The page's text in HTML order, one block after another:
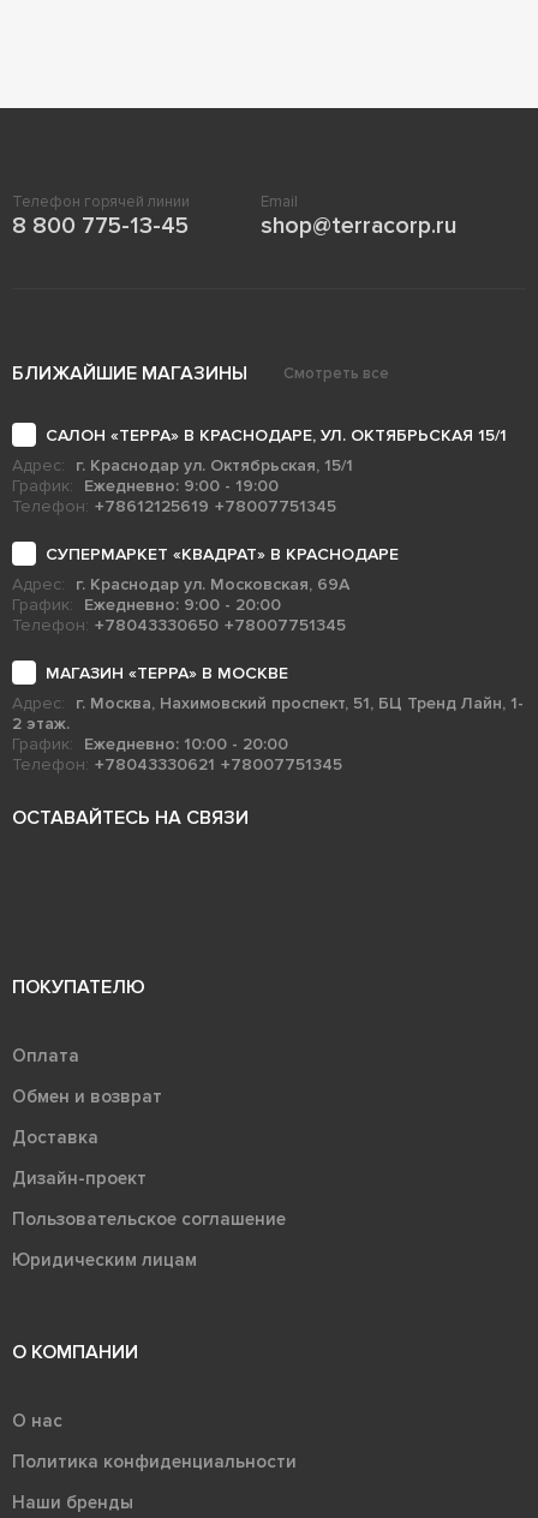
Телефон горячей линии
8 800 775-13-45
Email
shop@terracorp.ru
БЛИЖАЙШИЕ МАГАЗИНЫ Смотреть все
САЛОН «ТЕРРА» В КРАСНОДАРЕ, УЛ. ОКТЯБРЬСКАЯ 15/1
Адрес:
г. Краснодар ул. Октябрьская, 15/1
График:
Ежедневно: 9:00 - 19:00
Телефон: +78612125619 +78007751345
СУПЕРМАРКЕТ «КВАДРАТ» В КРАСНОДАРЕ
Адрес:
г. Краснодар ул. Московская, 69А
График:
Ежедневно: 9:00 - 20:00
Телефон: +78043330650 +78007751345
МАГАЗИН «ТЕРРА» В МОСКВЕ
Адрес:
г. Москва, Нахимовский проспект, 51, БЦ Тренд Лайн, 1-
2 этаж.
График:
Ежедневно: 10:00 - 20:00
Телефон: +78043330621 +78007751345
ОСТАВАЙТЕСЬ НА СВЯЗИ
ПОКУПАТЕЛЮ
Оплата
Обмен и возврат
Доставка
Дизайн-проект
Пользовательское соглашение
Юридическим лицам
О КОМПАНИИ
О нас
Политика конфиденциальности
Наши бренды